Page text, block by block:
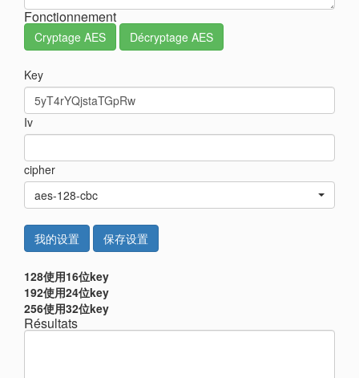
Fonctionnement
Cryptage AES Décryptage AES
Key
Iv
cipher
aes-128-cbc
我的设置 保存设置
128使用16位key
192使用24位key
256使用32位key
Résultats